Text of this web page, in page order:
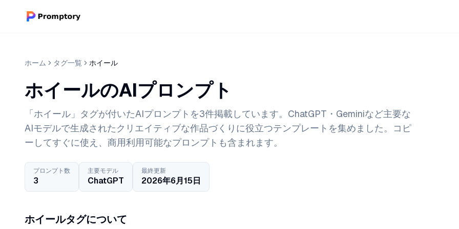
ホーム タグ一覧 ホイール
ホイールのAIプロンプト
「ホイール」タグが付いたAIプロンプトを3件掲載しています。ChatGPT・Geminiなど主要な
AIモデルで生成されたクリエイティブな作品づくりに役立つテンプレートを集めました。コピ
ーしてすぐに使え、商用利用可能なプロンプトも含まれます。
プロンプト数
3
主要モデル
ChatGPT
最終更新
2026年6月15日
ホイールタグについて